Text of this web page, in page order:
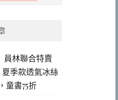
員林聯合特賣
季款透氣冰絲
童書75折